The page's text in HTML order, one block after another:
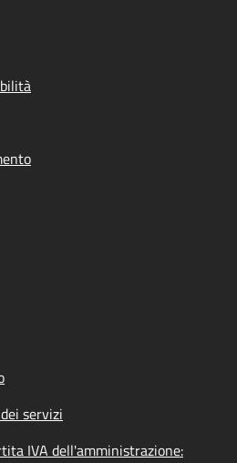
servizi
IVA dell'amministrazione: